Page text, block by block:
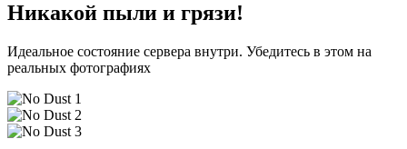
Никакой пыли и грязи!
Идеальное состояние сервера внутри. Убедитесь в этом на
реальных фотографиях